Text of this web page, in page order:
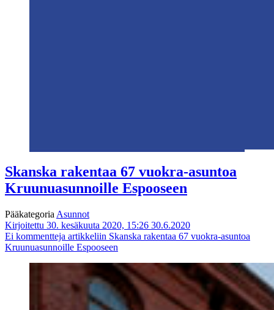
Skanska rakentaa 67 vuokra-asuntoa
Kruunuasunnoille Espooseen
Pääkategoria Asunnot
Kirjoitettu 30. kesäkuuta 2020, 15:26 30.6.2020
Ei kommentteja artikkeliin Skanska rakentaa 67 vuokra-asuntoa
Kruunuasunnoille Espooseen